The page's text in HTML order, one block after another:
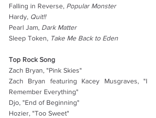
Falling in Reverse, Popular Monster
Hardy, Quit!!
Pearl Jam, Dark Matter
Sleep Token, Take Me Back to Eden
Top Rock Song
Zach Bryan, "Pink Skies"
Zach Bryan featuring Kacey Musgraves, "I
Remember Everything"
Djo, "End of Beginning"
Hozier, "Too Sweet"